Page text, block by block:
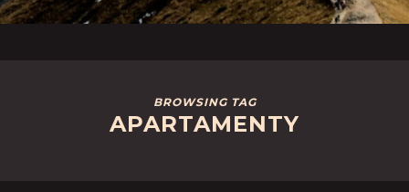
BROWSING TAG
APARTAMENTY